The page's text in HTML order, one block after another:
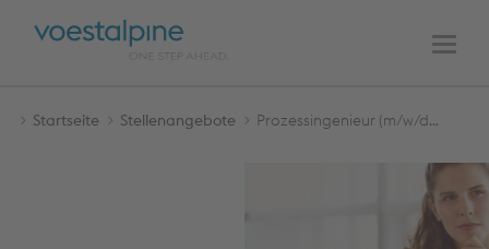
Zum
ZurHAUPTNAVIGATION
Startseite Stellenangebote Prozessingenieur (m/w/d) im Bereich Lagerwirtschaft